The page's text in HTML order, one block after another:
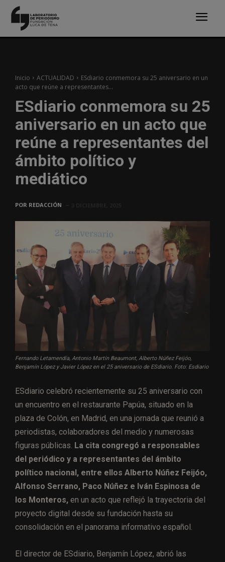
Inicio ACTUALIDAD
ESdiario conmemora su 25 aniversario en un
acto que reúne a representantes...
ESdiario conmemora su 25
aniversario en un acto que
reúne a representantes del
ámbito político y
mediático
POR REDACCIÓN
Fernando Letamendía, Antonio Martín Beaumont, Alberto Núñez Feijóo,
Benjamín López y Javier López en el 25 aniversario de ESdiario. Foto: Esdiario
ESdiario celebró recientemente su 25 aniversario con
un encuentro en el restaurante Papúa, situado en la
plaza de Colón, en Madrid, en una jornada que reunió a
periodistas, colaboradores del medio y numerosas
figuras públicas. La cita congregó a responsables
del periódico y a representantes del ámbito
político nacional, entre ellos Alberto Núñez Feijóo,
Alfonso Serrano, Paco Núñez e Iván Espinosa de
los Monteros, en un acto que reflejó la trayectoria del
proyecto digital desde su fundación hasta su
consolidación en el panorama informativo español.
El director de ESdiario, Benjamín López, abrió las